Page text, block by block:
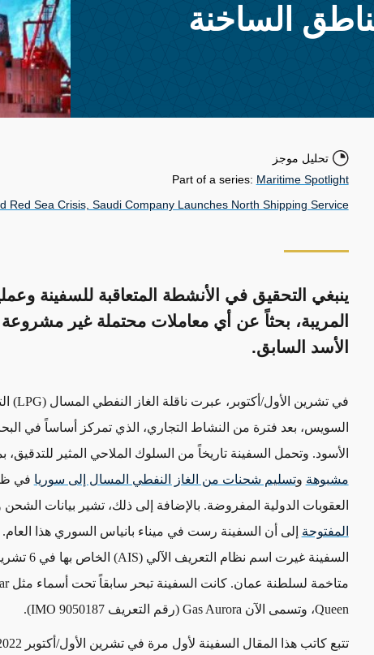
تحليل موجز
Part of a series: Maritime Spotlight
Red Sea Crisis, Saudi Company Launches North Shipping Service
ينبغي التحقيق في الأنشطة المتعاقبة للسفينة
المريبة، بحثاً عن أي معاملات محتملة غير
الأسد السابق.
في تشرين الأول/أكتوبر، عبرت ناقلة الغاز النفطي المسال (LPG)
السويس، بعد فترة من النشاط التجاري، الذي تمركز أساساً في
الأسود. وتحمل السفينة تاريخاً من السلوك الملاحي المثير للتدقيق،
مشبوهة وتسليم شحنات من الغاز النفطي المسال إلى سوريا في
العقوبات الدولية المفروضة. بالإضافة إلى ذلك، تشير بيانات الشحن
المفتوحة إلى أن السفينة رست في ميناء بانياس السوري هذا العام.
السفينة غيرت اسم نظام التعريف الآلي (AIS) الخاص بها في6
متاخمة لسلطنة عمان. كانت السفينة تبحر سابقاً تحت أسماء مثل
Queen، وتسمى الآن Gas Aurora (رقم التعريفIMO 9050187
).
تتبع كاتب هذا المقال السفينة لأول مرة في تشرين الأول/أكتوبر 2022، عندما كانت تعرف بأسم